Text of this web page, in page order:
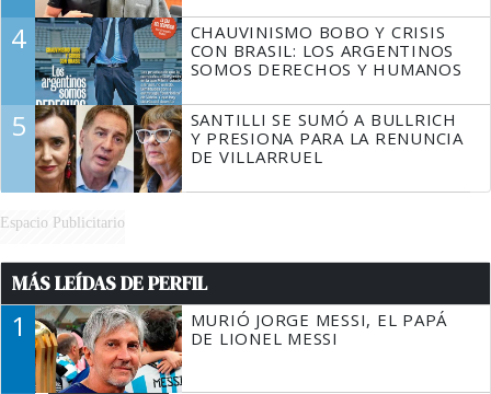
4
CHAUVINISMO BOBO Y CRISIS
CON BRASIL: LOS ARGENTINOS
SOMOS DERECHOS Y HUMANOS
5
SANTILLI SE SUMÓ A BULLRICH
Y PRESIONA PARA LA RENUNCIA
DE VILLARRUEL
Espacio Publicitario
MÁS LEÍDAS DE PERFIL
1
MURIÓ JORGE MESSI, EL PAPÁ
DE LIONEL MESSI